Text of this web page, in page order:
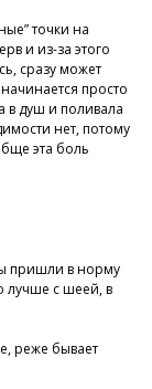
точки на
и из-за этого
сразу может
просто
в душ и поливала
нет, потому
эта боль
пришли в норму
лучше с шеей, в
реже бывает